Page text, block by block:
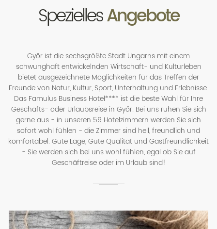
SpeziellesAngebote
Győr ist die sechsgrößte Stadt Ungarns mit einem
schwunghaft entwickelnden Wirtschaft- und Kulturleben
bietet ausgezeichnete Möglichkeiten für das Treffen der
Freunde von Natur, Kultur, Sport, Unterhaltung und Erlebnisse.
Das Famulus Business Hotel**** ist die beste Wahl für Ihre
Geschäfts- oder Urlaubsreise in Győr. Bei uns ruhen Sie sich
gerne aus - in unseren 59 Hotelzimmern werden Sie sich
sofort wohl fühlen - die Zimmer sind hell, freundlich und
komfortabel. Gute Lage, Gute Qualität und Gastfreundlichkeit
- Sie werden sich bei uns wohl fühlen, egal ob Sie auf
Geschäftreise oder im Urlaub sind!